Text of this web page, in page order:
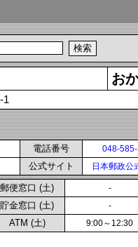
お
1
電話番号 048-
公式サイト 日本郵政公
郵便窓口 (土) -
貯金窓口 (土) -
ATM (土) 9:00～12:30